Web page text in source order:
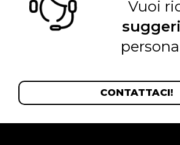
Vuoi
CONTATTACI!